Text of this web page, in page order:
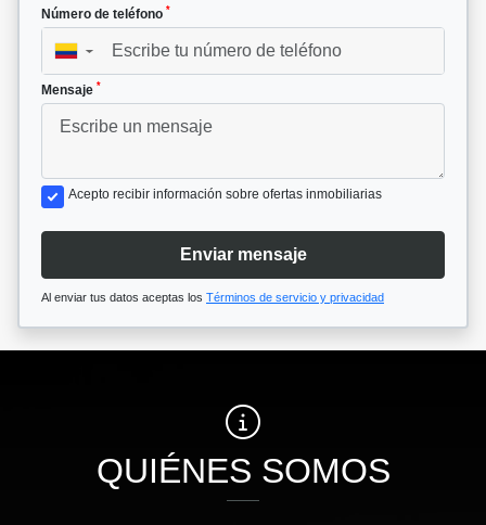
Número de teléfono *
▼
Mensaje *
Acepto recibir información sobre ofertas inmobiliarias
Enviar mensaje
Al enviar tus datos aceptas los Términos de servicio y privacidad
QUIÉNES SOMOS